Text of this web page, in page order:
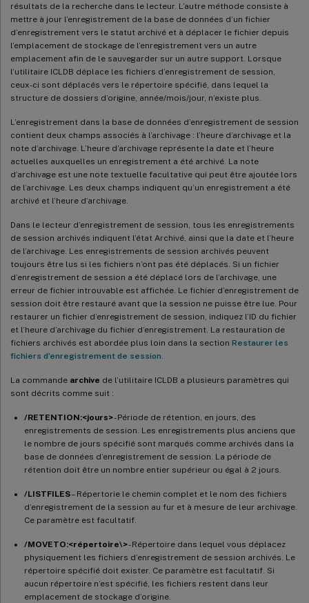
résultats de la recherche dans le lecteur. L’autre méthode consiste à
mettre à jour l’enregistrement de la base de données d’un fichier
d’enregistrement vers le statut archivé et à déplacer le fichier depuis
l’emplacement de stockage de l’enregistrement vers un autre
emplacement afin de le sauvegarder sur un autre support. Lorsque
l’utilitaire ICLDB déplace les fichiers d’enregistrement de session,
ceux-ci sont déplacés vers le répertoire spécifié, dans lequel la
structure de dossiers d’origine, année/mois/jour, n’existe plus.
L’enregistrement dans la base de données d’enregistrement de session
contient deux champs associés à l’archivage : l’heure d’archivage et la
note d’archivage. L’heure d’archivage représente la date et l’heure
actuelles auxquelles un enregistrement a été archivé. La note
d’archivage est une note textuelle facultative qui peut être ajoutée lors
de l’archivage. Les deux champs indiquent qu’un enregistrement a été
archivé et l’heure d’archivage.
Dans le lecteur d’enregistrement de session, tous les enregistrements
de session archivés indiquent l’état Archivé, ainsi que la date et l’heure
de l’archivage. Les enregistrements de session archivés peuvent
toujours être lus si les fichiers n’ont pas été déplacés. Si un fichier
d’enregistrement de session a été déplacé lors de l’archivage, une
erreur de fichier introuvable est affichée. Le fichier d’enregistrement de
session doit être restauré avant que la session ne puisse être lue. Pour
restaurer un fichier d’enregistrement de session, indiquez l’ID du fichier
et l’heure d’archivage du fichier d’enregistrement. La restauration de
fichiers archivés est abordée plus loin dans la section Restaurer les
fichiers d’enregistrement de session
La commande archive de l’utilitaire ICLDB a plusieurs paramètres qui
sont décrits comme suit :
/RETENTION:<jours>- Période de rétention, en jours, des
enregistrements de session. Les enregistrements plus anciens que
le nombre de jours spécifié sont marqués comme archivés dans la
base de données d’enregistrement de session. La période de
rétention doit être un nombre entier supérieur ou égal à 2 jours.
/LISTFILES– Répertorie le chemin complet et le nom des fichiers
d’enregistrement de la session au fur et à mesure de leur archivage.
Ce paramètre est facultatif.
/MOVETO:<répertoire\>- Répertoire dans lequel vous déplacez
physiquement les fichiers d’enregistrement de session archivés. Le
répertoire spécifié doit exister. Ce paramètre est facultatif. Si
aucun répertoire n’est spécifié, les fichiers restent dans leur
emplacement de stockage d’origine.